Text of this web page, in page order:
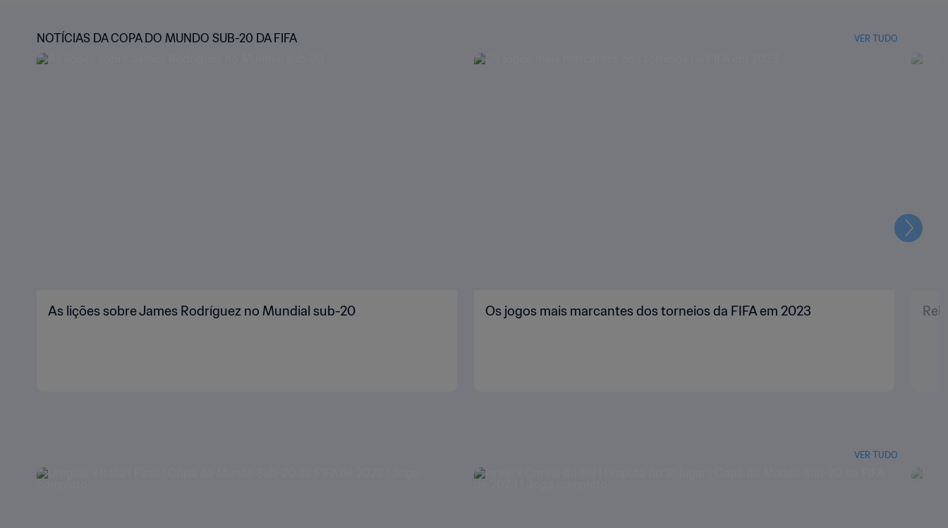
NOTÍCIAS DA COPA DO MUNDO SUB-20 DA FIFA VER TUDO
As lições sobre James Rodríguez no Mundial sub-20 Os jogos mais marcantes dos torneios da FIFA em 2023
VER TUDO